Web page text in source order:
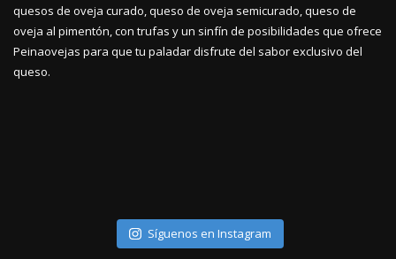
quesos de oveja curado, queso de oveja semicurado, queso de
oveja al pimentón, con trufas y un sinfín de posibilidades que ofrece
Peinaovejas para que tu paladar disfrute del sabor exclusivo del
queso.
Síguenos en Instagram